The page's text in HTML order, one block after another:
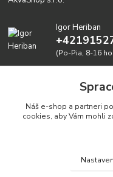
Igor Heriban
(Po-Pia, 8-16
Realizujeme
Náš e-shop a partneri
cookies, aby Vám mohli